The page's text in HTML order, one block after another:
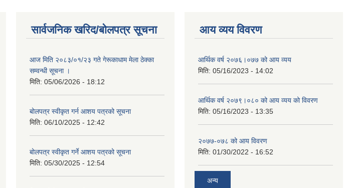
सार्वजनिक खरिद/बोलपत्र सूचना
आज मिति २०८३/०१/२३ गते गेरूकाधाम मेला ठेक्का
सम्वन्धी सूचना ।
मिति: 05/06/2026 - 18:12
बोलपत्र स्वीकृत गर्न आशय पत्रको सूचना
मिति: 06/10/2025 - 12:42
बोलपत्र स्वीकृत गर्ने आशय पत्रको सूचना
मिति: 05/30/2025 - 12:54
आय व्यय विवरण
आर्थिक वर्ष २०७६।०७७ को आय व्यय
मिति: 05/16/2023 - 14:02
आर्थिक वर्ष २०७९।०८० को आय व्यय को विवरण
मिति: 05/16/2023 - 13:35
२०७७-०७८ को आय विवरण
मिति: 01/30/2022 - 16:52
अन्य